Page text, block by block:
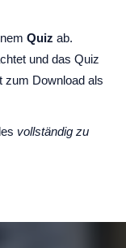
Quiz ab.
und das Quiz
zum Download als
vollständig zu